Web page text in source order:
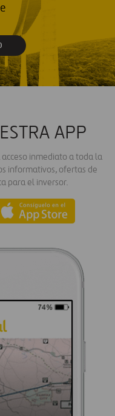
APP
inmediato a toda la
informativos, ofertas de
para el inversor.